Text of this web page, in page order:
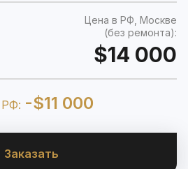
Цена в РФ, Москве
(без ремонта):
$14 000
РФ: -$11 000
Заказать